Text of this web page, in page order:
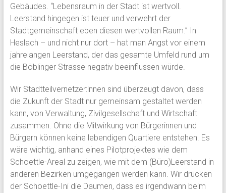
Gebäudes. “Lebensraum in der Stadt ist wertvoll.
Leerstand hingegen ist teuer und verwehrt der
Stadtgemeinschaft eben diesen wertvollen Raum.” In
Heslach – und nicht nur dort – hat man Angst vor einem
jahrelangen Leerstand, der das gesamte Umfeld rund um
die Böblinger Strasse negativ beeinflussen würde.
Wir Stadtteilvernetzer:innen sind überzeugt davon, dass
die Zukunft der Stadt nur gemeinsam gestaltet werden
kann, von Verwaltung, Zivilgesellschaft und Wirtschaft
zusammen. Ohne die Mitwirkung von Bürgerinnen und
Bürgern können keine lebendigen Quartiere entstehen. Es
wäre wichtig, anhand eines Pilotprojektes wie dem
Schoettle-Areal zu zeigen, wie mit dem (Büro)Leerstand in
anderen Bezirken umgegangen werden kann. Wir drücken
der Schoettle-Ini die Daumen, dass es irgendwann beim